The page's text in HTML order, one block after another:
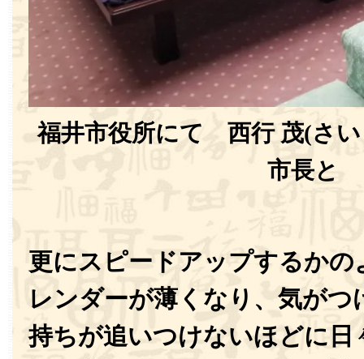
福井市役所にて 西行 茂(さ
市長と
更にスピードアップするか
レンダーが薄くなり、気がつ
持ちが追いつけないほどに日